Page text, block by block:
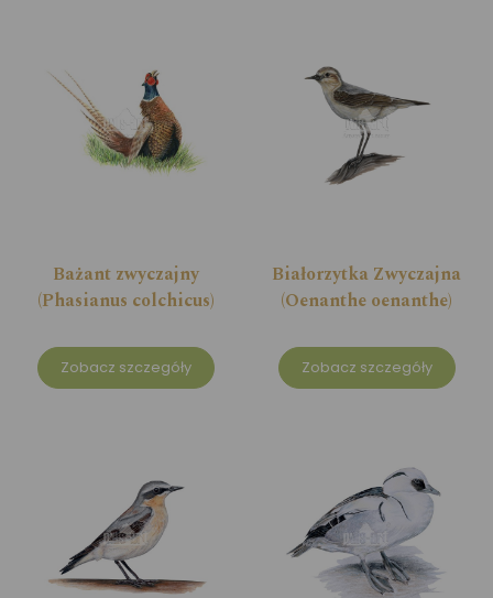
Bażant zwyczajny
(Phasianus colchicus)
Zobacz szczegóły
Białorzytka Zwyczajna
(Oenanthe oenanthe)
Zobacz szczegóły